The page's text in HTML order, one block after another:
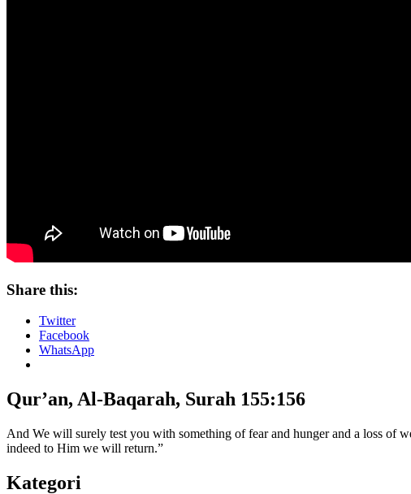
Share this:
Twitter
Facebook
WhatsApp
Qur’an, Al-Baqarah, Surah 155:156
And We will surely test you with something of fear and hunger and a loss of
indeed to Him we will return.”
Kategori